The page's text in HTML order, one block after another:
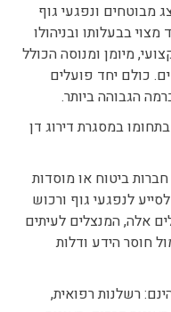
במטרה לייצג מבוטחים ונפגעי גוף
בבעלותו ובניהולו
מיומן ומנוסה הכולל
כולם יחד פועלים
הגבוהה ביותר.
במסגרת דירוג דן
ביטוח או מוסדות
לנפגעי גוף ורכוש
אלה, המנצלים לעיתים
חוסר הידע ודלות
רשלנות רפואית,